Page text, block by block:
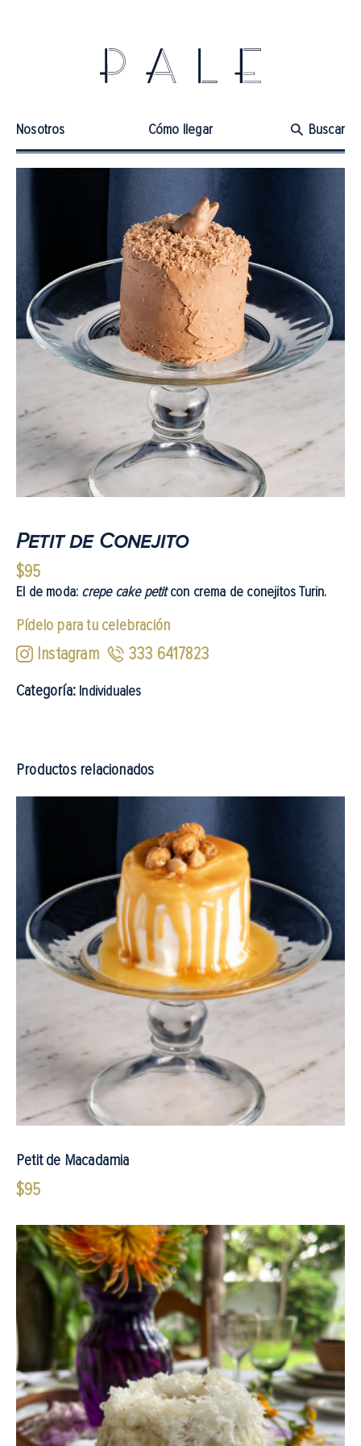
Nosotros Cómo llegar Buscar
Petit de Conejito
$95
El de moda: crepe cake petitcon crema de conejitos Turin.
Pídelo para tu celebración
Instagram 333 6417823
Categoría: Individuales
Productos relacionados
Petit de Macadamia
$95